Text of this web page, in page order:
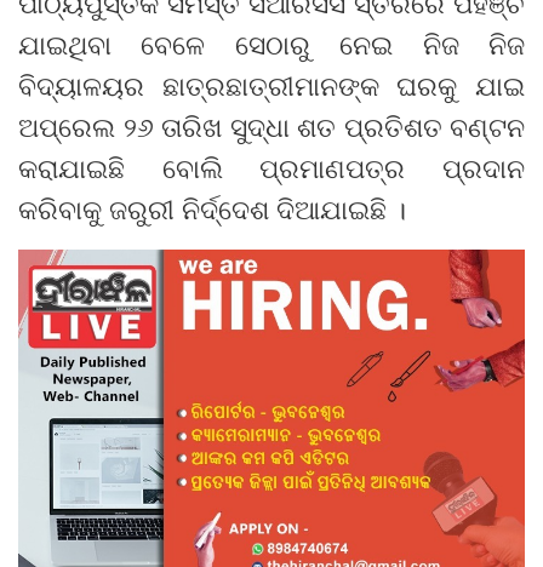
ଯାଇଥିବା ବେଳେ ସେଠାରୁ ନେଇ ନିଜ ନିଜ
ବିଦ୍ୟାଳୟର ଛାତ୍ରଛାତ୍ରୀମାନଙ୍କ ଘରକୁ ଯାଇ
ଅପ୍ରେଲ ୨୬ ତାରିଖ ସୁଦ୍ଧା ଶତ ପ୍ରତିଶତ ବଣ୍ଟନ
କରାଯାଇଛି ବୋଲି ପ୍ରମାଣପତ୍ର ପ୍ରଦାନ
କରିବାକୁ ଜରୁରୀ ନିର୍ଦ୍ଦେଶ ଦିଆଯାଇଛି ।